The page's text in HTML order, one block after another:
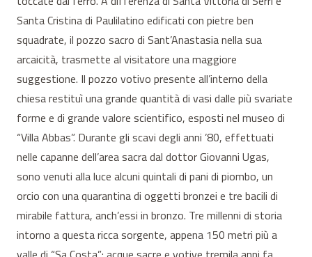
Santa Cristina di Paulilatino edificati con pietre ben
squadrate, il pozzo sacro di Sant’Anastasia nella sua
arcaicità, trasmette al visitatore una maggiore
suggestione. Il pozzo votivo presente all’interno della
chiesa restituì una grande quantità di vasi dalle più svariate
forme e di grande valore scientifico, esposti nel museo di
“Villa Abbas”. Durante gli scavi degli anni ’80, effettuati
nelle capanne dell’area sacra dal dottor Giovanni Ugas,
sono venuti alla luce alcuni quintali di pani di piombo, un
orcio con una quarantina di oggetti bronzei e tre bacili di
mirabile fattura, anch’essi in bronzo. Tre millenni di storia
intorno a questa ricca sorgente, appena 150 metri più a